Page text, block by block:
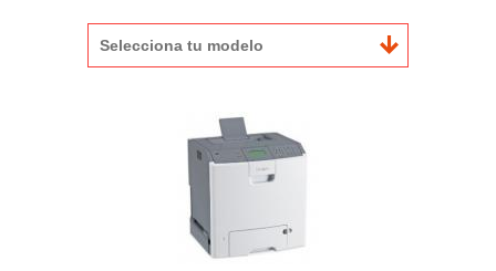
Selecciona tu modelo